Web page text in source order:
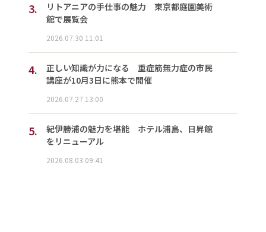
3.
リトアニアの手仕事の魅力 東京都庭園美術
館で展覧会
2026.07.30 11:01
4.
正しい知識が力になる 重症筋無力症の市民
講座が10月3日に熊本で開催
2026.07.27 13:00
5.
紀伊勝浦の魅力を堪能 ホテル浦島、日昇館
をリニューアル
2026.08.03 09:41